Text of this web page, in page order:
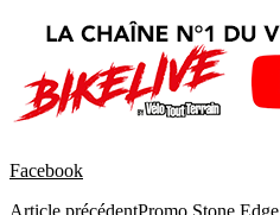
Facebook
Article précédentPromo Stone Edge